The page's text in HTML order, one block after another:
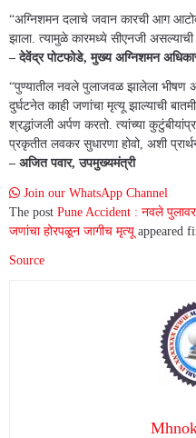
“अग्निशमन दलाचे जवान कारची आग
झाला. त्यामुळे कारमध्ये सीएनजी
– देवेंद्र पोटफोडे, मुख्य अग्निशमन
“पुण्यातील नवले पुलाजवळ झालेला भीषण
दुर्घटनेत काही जणांचा मृत्यू झाल्याची
श्रद्धांजली अर्पण करतो. त्यांच्या
प्रकृतीत लवकर सुधारणा होवो, अशी
– अजित पवार, उपमुख्यमंत्री
Join our WhatsApp Channel
The post Pune Accident : नवले
जणांचा होरपळून जागीच मृत्यू appeared
Source